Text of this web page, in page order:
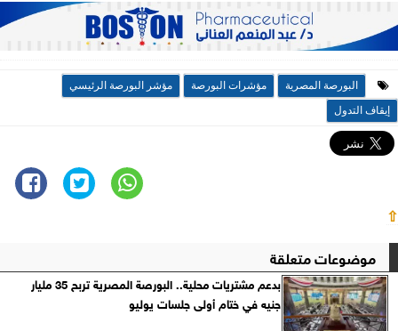
البورصة المصرية مؤشرات البورصة
مؤشر البورصة الرئيسي
إيقاف التدول
⇧
موضوعات متعلقة
بدعم مشتريات محلية.. البورصة المصرية تربح 35 مليار
جنيه في ختام أولى جلسات يوليو